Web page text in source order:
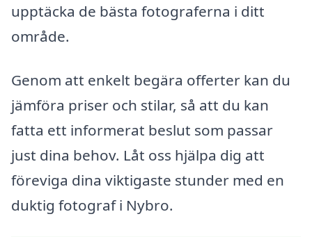
upptäcka de bästa fotograferna i ditt
område.
Genom att enkelt begära offerter kan du
jämföra priser och stilar, så att du kan
fatta ett informerat beslut som passar
just dina behov. Låt oss hjälpa dig att
föreviga dina viktigaste stunder med en
duktig fotograf i Nybro.